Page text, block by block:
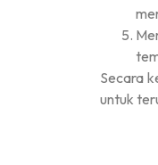
Secara
untuk